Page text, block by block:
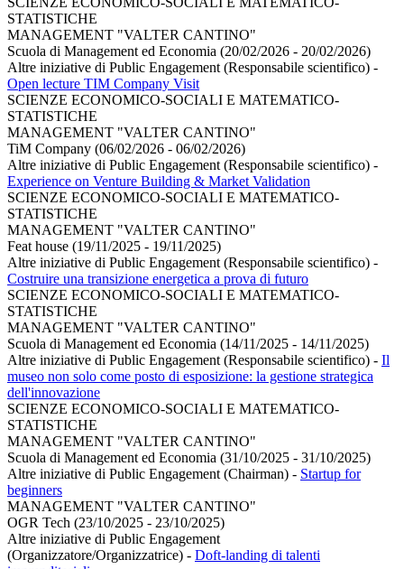
STATISTICHE
MANAGEMENT "VALTER CANTINO"
Scuola di Management ed Economia (20/02/2026 - 20/02/2026)
Altre iniziative di Public Engagement (Responsabile scientifico) -
Open lecture TIM Company Visit
SCIENZE ECONOMICO-SOCIALI E MATEMATICO-
STATISTICHE
MANAGEMENT "VALTER CANTINO"
TiM Company (06/02/2026 - 06/02/2026)
Altre iniziative di Public Engagement (Responsabile scientifico) -
Experience on Venture Building & Market Validation
SCIENZE ECONOMICO-SOCIALI E MATEMATICO-
STATISTICHE
MANAGEMENT "VALTER CANTINO"
Feat house (19/11/2025 - 19/11/2025)
Altre iniziative di Public Engagement (Responsabile scientifico) -
Costruire una transizione energetica a prova di futuro
SCIENZE ECONOMICO-SOCIALI E MATEMATICO-
STATISTICHE
MANAGEMENT "VALTER CANTINO"
Scuola di Management ed Economia (14/11/2025 - 14/11/2025)
Altre iniziative di Public Engagement (Responsabile scientifico) - Il
museo non solo come posto di esposizione: la gestione strategica
dell'innovazione
SCIENZE ECONOMICO-SOCIALI E MATEMATICO-
STATISTICHE
MANAGEMENT "VALTER CANTINO"
Scuola di Management ed Economia (31/10/2025 - 31/10/2025)
Altre iniziative di Public Engagement (Chairman) - Startup for
beginners
MANAGEMENT "VALTER CANTINO"
OGR Tech (23/10/2025 - 23/10/2025)
Altre iniziative di Public Engagement
(Organizzatore/Organizzatrice) - Doft-landing di talenti